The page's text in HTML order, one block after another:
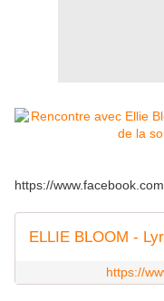
https://
ELLIE BLOOM -
https://